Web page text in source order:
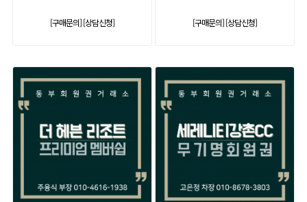
[구매문의][상담신청] [구매문의][상담신청]